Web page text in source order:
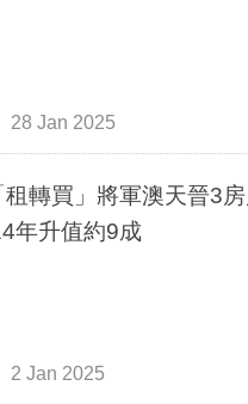
28 Jan 2025
租轉買」將軍澳天晉3
年升值約9成
2 Jan 2025